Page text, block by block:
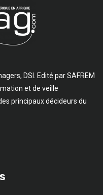
DSI. Edité par SAFREM
et de veille
principaux décideurs du